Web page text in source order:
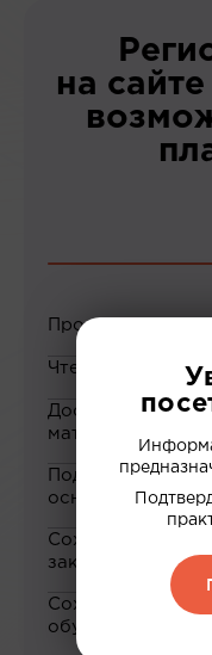
на
Просмотр
Чтение статей
Доступ к
материалам
Подборка
основе ваших
Сохранение
закладки
Сохранение
обучению